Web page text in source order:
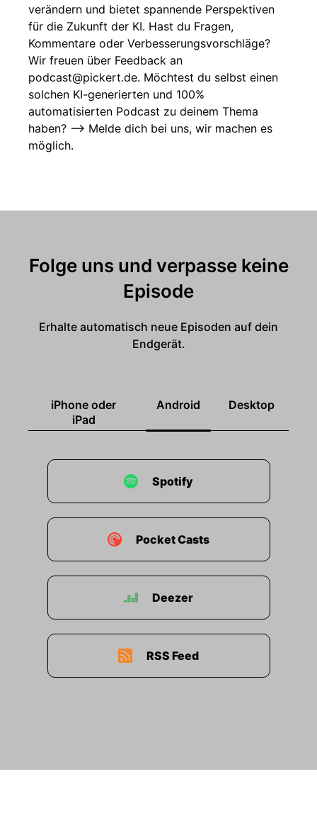
verändern und bietet spannende Perspektiven
für die Zukunft der KI. Hast du Fragen,
Kommentare oder Verbesserungsvorschläge?
Wir freuen über Feedback an
podcast@pickert.de. Möchtest du selbst einen
solchen KI-generierten und 100%
automatisierten Podcast zu deinem Thema
haben? --> Melde dich bei uns, wir machen es
möglich.
Folge uns und verpasse keine
Episode
Erhalte automatisch neue Episoden auf dein
Endgerät.
iPhone oder
iPad
Android Desktop
Spotify
Pocket Casts
Deezer
RSS Feed